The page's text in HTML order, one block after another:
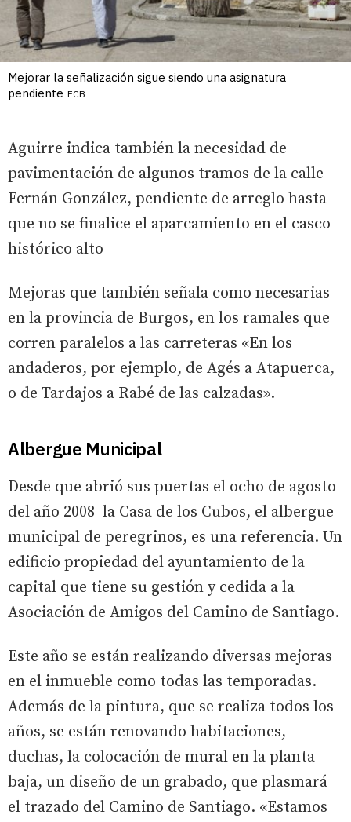
Mejorar la señalización sigue siendo una asignatura
pendiente ECB
Aguirre indica también la necesidad de
pavimentación de algunos tramos de la calle
Fernán González, pendiente de arreglo hasta
que no se finalice el aparcamiento en el casco
histórico alto
Mejoras que también señala como necesarias
en la provincia de Burgos, en los ramales que
corren paralelos a las carreteras «En los
andaderos, por ejemplo, de Agés a Atapuerca,
o de Tardajos a Rabé de las calzadas».
Albergue Municipal
Desde que abrió sus puertas el ocho de agosto
del año 2008 la Casa de los Cubos, el albergue
municipal de peregrinos, es una referencia. Un
edificio propiedad del ayuntamiento de la
capital que tiene su gestión y cedida a la
Asociación de Amigos del Camino de Santiago.
Este año se están realizando diversas mejoras
en el inmueble como todas las temporadas.
Además de la pintura, que se realiza todos los
años, se están renovando habitaciones,
duchas, la colocación de mural en la planta
baja, un diseño de un grabado, que plasmará
el trazado del Camino de Santiago. «Estamos